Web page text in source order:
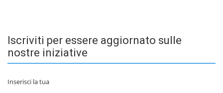
Iscriviti per essere aggiornato sulle
nostre iniziative
Inserisci la tua